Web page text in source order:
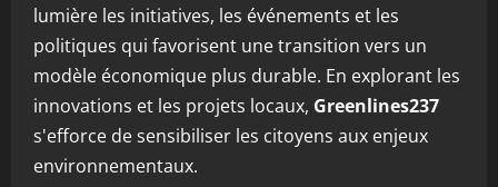
lumière les initiatives, les événements et les
politiques qui favorisent une transition vers un
modèle économique plus durable. En explorant les
innovations et les projets locaux, Greenlines237
s'efforce de sensibiliser les citoyens aux enjeux
environnementaux.